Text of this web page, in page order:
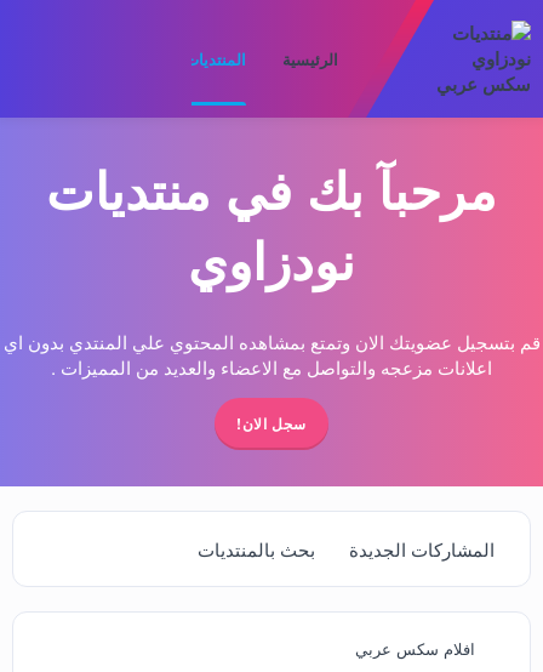
الرئيسية المنتديات
مرحبآ بك في منتديات
نودزاوي
قم بتسجيل عضويتك الان وتمتع بمشاهده المحتوي علي المنتدي بدون اي
اعلانات مزعجه والتواصل مع الاعضاء والعديد من المميزات .
سجل الان!
المشاركات الجديدة بحث بالمنتديات
افلام سكس عربي